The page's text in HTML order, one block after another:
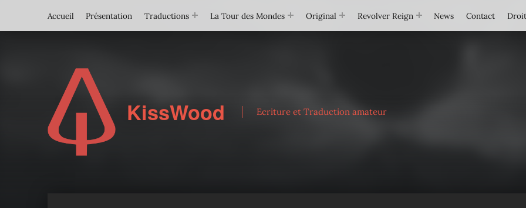
Accueil
Présentation Traductions La Tour des Mondes Original Revolver Reign News Contact
KissWood Ecriture et Traduction amateur